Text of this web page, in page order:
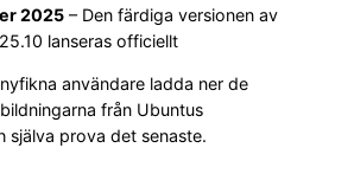
2025 – Den färdiga versionen av
lanseras officiellt
användare ladda ner de
från Ubuntus
själva prova det senaste.